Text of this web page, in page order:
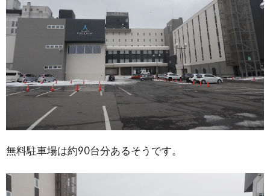
無料駐車場は約90台分あるそうです。